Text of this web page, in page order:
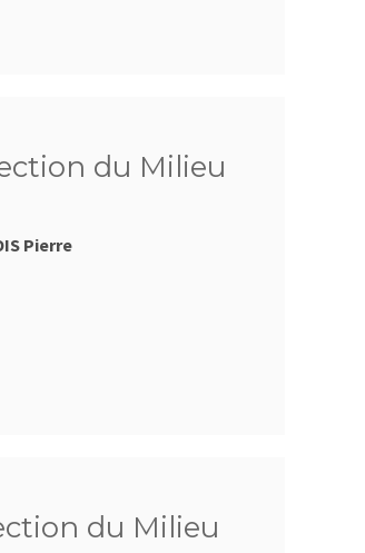
du Milieu
Pierre
du Milieu